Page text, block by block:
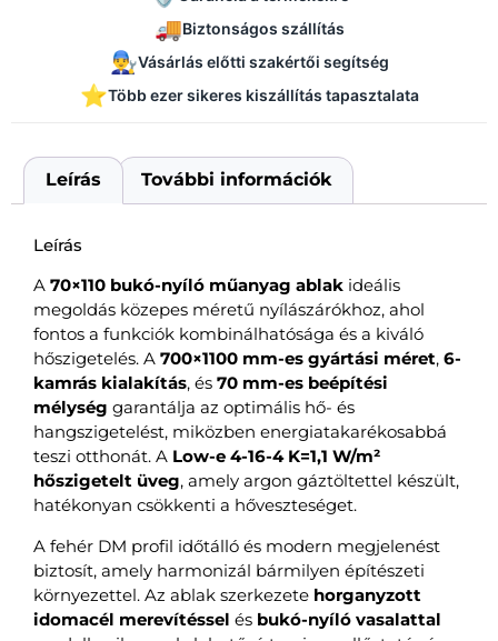
🚚Biztonságos szállítás
👨‍🔧Vásárlás előtti szakértői segítség
⭐Több ezer sikeres kiszállítás tapasztalata
Leírás További információk
Leírás
A 70×110 bukó-nyíló műanyag ablak ideális
megoldás közepes méretű nyílászárókhoz, ahol
fontos a funkciók kombinálhatósága és a kiváló
hőszigetelés. A 700×1100 mm-es gyártási méret, 6-
kamrás kialakítás, és 70 mm-es beépítési
mélység garantálja az optimális hő- és
hangszigetelést, miközben energiatakarékosabbá
teszi otthonát. A Low-e 4-16-4 K=1,1 W/m²
hőszigetelt üveg, amely argon gáztöltettel készült,
hatékonyan csökkenti a hőveszteséget.
A fehér DM profil időtálló és modern megjelenést
biztosít, amely harmonizál bármilyen építészeti
környezettel. Az ablak szerkezete horganyzott
idomacél merevítéssel és bukó-nyíló vasalattal